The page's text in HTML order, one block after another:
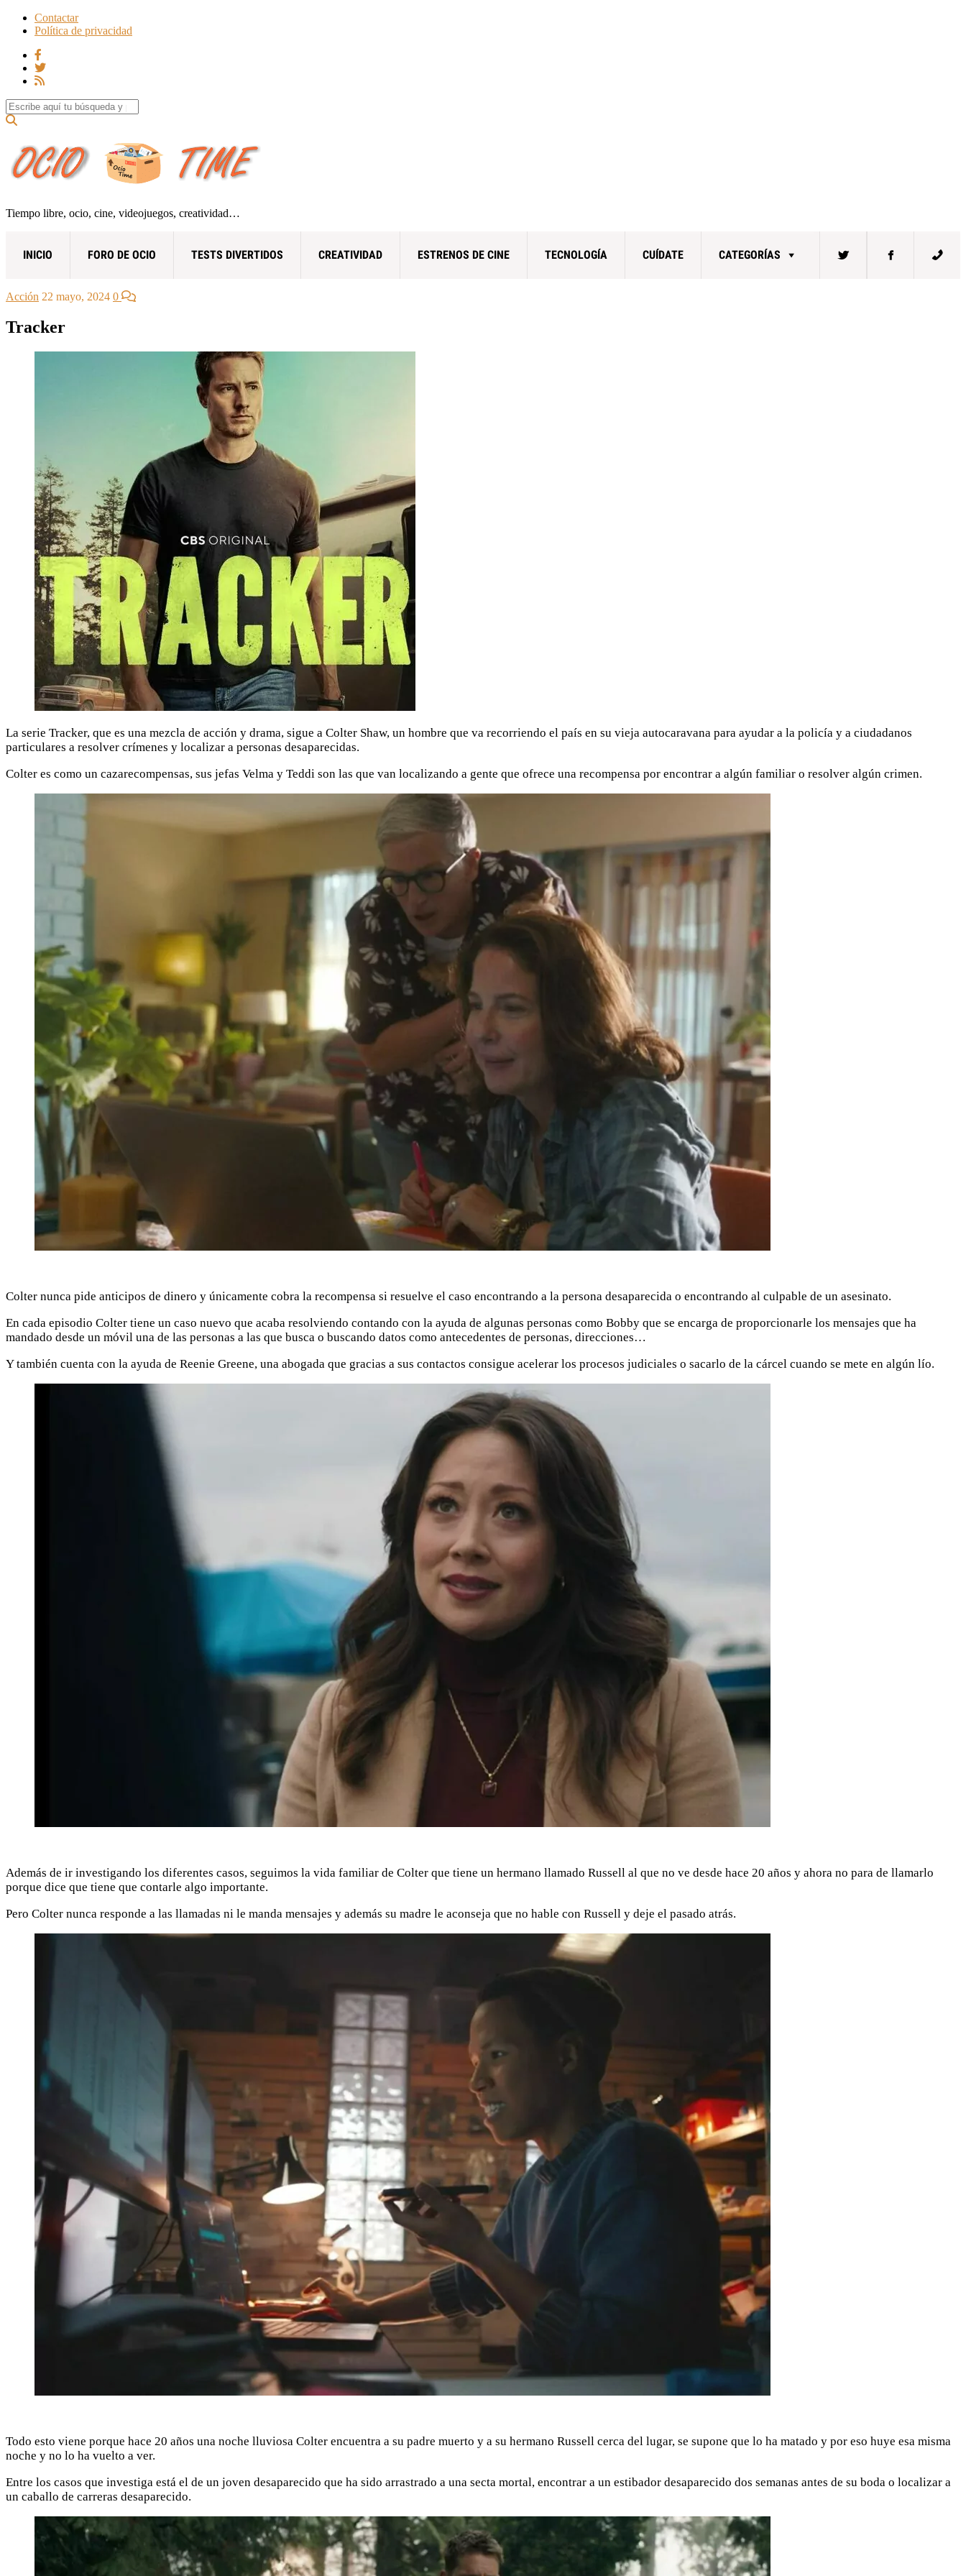
Contactar
Política de privacidad
Search for:
Tiempo libre, ocio, cine, videojuegos, creatividad…
INICIO FORO DE OCIO TESTS DIVERTIDOS CREATIVIDAD ESTRENOS DE CINE TECNOLOGÍA CUÍDATE CATEGORÍAS
Acción 22 mayo, 2024 0
Tracker
La serie Tracker, que es una mezcla de acción y drama, sigue a Colter Shaw, un hombre que va recorriendo el país en su vieja autocaravana para ayudar a la policía y a ciudadanos
particulares a resolver crímenes y localizar a personas desaparecidas.
Colter es como un cazarecompensas, sus jefas Velma y Teddi son las que van localizando a gente que ofrece una recompensa por encontrar a algún familiar o resolver algún crimen.
Colter nunca pide anticipos de dinero y únicamente cobra la recompensa si resuelve el caso encontrando a la persona desaparecida o encontrando al culpable de un asesinato.
En cada episodio Colter tiene un caso nuevo que acaba resolviendo contando con la ayuda de algunas personas como Bobby que se encarga de proporcionarle los mensajes que ha
mandado desde un móvil una de las personas a las que busca o buscando datos como antecedentes de personas, direcciones…
Y también cuenta con la ayuda de Reenie Greene, una abogada que gracias a sus contactos consigue acelerar los procesos judiciales o sacarlo de la cárcel cuando se mete en algún lío.
Además de ir investigando los diferentes casos, seguimos la vida familiar de Colter que tiene un hermano llamado Russell al que no ve desde hace 20 años y ahora no para de llamarlo
porque dice que tiene que contarle algo importante.
Pero Colter nunca responde a las llamadas ni le manda mensajes y además su madre le aconseja que no hable con Russell y deje el pasado atrás.
Todo esto viene porque hace 20 años una noche lluviosa Colter encuentra a su padre muerto y a su hermano Russell cerca del lugar, se supone que lo ha matado y por eso huye esa misma
noche y no lo ha vuelto a ver.
Entre los casos que investiga está el de un joven desaparecido que ha sido arrastrado a una secta mortal, encontrar a un estibador desaparecido dos semanas antes de su boda o localizar a
un caballo de carreras desaparecido.